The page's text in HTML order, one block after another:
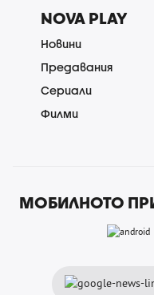
NOVA PLAY
Новини
Предавания
Сериали
Филми
МОБИЛНОТО